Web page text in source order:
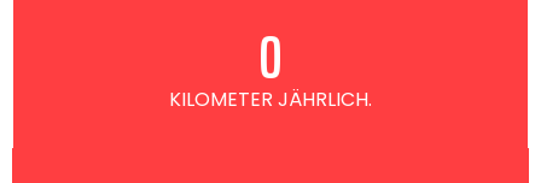
KILOMETER JÄHRLICH.
0